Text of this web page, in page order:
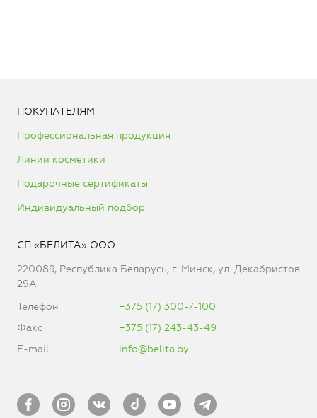
ПОКУПАТЕЛЯМ
Профессиональная продукция
Линии косметики
Подарочные сертификаты
Индивидуальный подбор
СП «БЕЛИТА» ООО
220089, Республика Беларусь, г. Минск, ул. Декабристов
29А
Телефон
+375 (17) 300-7-100
Факс
+375 (17) 243-43-49
E-mail
info@belita.by